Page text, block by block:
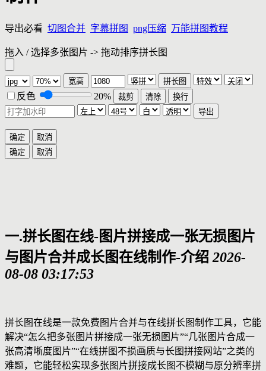
导出必看 切图合并 字幕拼图 png压缩 万能拼图教程
拖入 / 选择多张图片 -> 拖动排序拼长图
宽高 拼长图
反色 20% 裁剪 清除 换行
一.拼长图在线-图片拼接成一张无损图片
与图片合并成长图在线制作-介绍 2026-
08-08 03:17:53
拼长图在线是一款免费图片合并与在线拼长图制作工具，它能
解决“怎么把多张图片拼接成一张无损图片”“几张图片合成一
张高清晰度图片”“在线拼图不损画质与长图拼接网站”之类的
难题，它能轻松实现多张图片拼接成长图不模糊与原分辨率拼